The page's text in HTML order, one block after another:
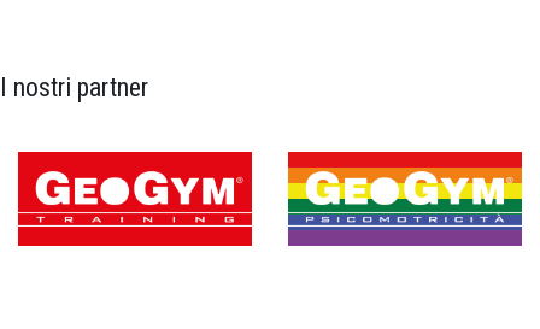
I nostri partner